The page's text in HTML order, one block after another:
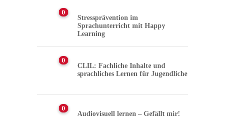
0
Stressprävention im
Sprachunterricht mit Happy
Learning
0
CLIL: Fachliche Inhalte und
sprachliches Lernen für Jugendliche
0
Audiovisuell lernen – Gefällt mir!